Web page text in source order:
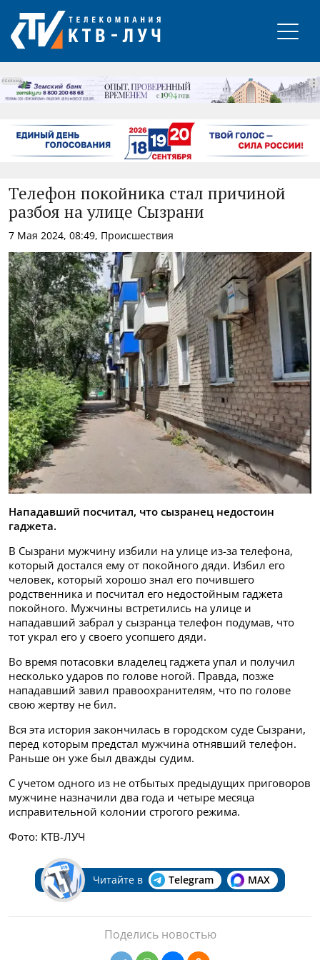
РЕКЛАМА
Телефон покойника стал причиной
разбоя на улице Сызрани
7 Мая 2024, 08:49, Происшествия
Нападавший посчитал, что сызранец недостоин
гаджета.
В Сызрани мужчину избили на улице из-за телефона,
который достался ему от покойного дяди. Избил его
человек, который хорошо знал его почившего
родственника и посчитал его недостойным гаджета
покойного. Мужчины встретились на улице и
нападавший забрал у сызранца телефон подумав, что
тот украл его у своего усопшего дяди.
Во время потасовки владелец гаджета упал и получил
несколько ударов по голове ногой. Правда, позже
нападавший завил правоохранителям, что по голове
свою жертву не бил.
Вся эта история закончилась в городском суде Сызрани,
перед которым предстал мужчина отнявший телефон.
Раньше он уже был дважды судим.
С учетом одного из не отбытых предыдущих приговоров
мужчине назначили два года и четыре месяца
исправительной колонии строгого режима.
Фото: КТВ-ЛУЧ
Читайте в Telegram MAX
Поделись новостью